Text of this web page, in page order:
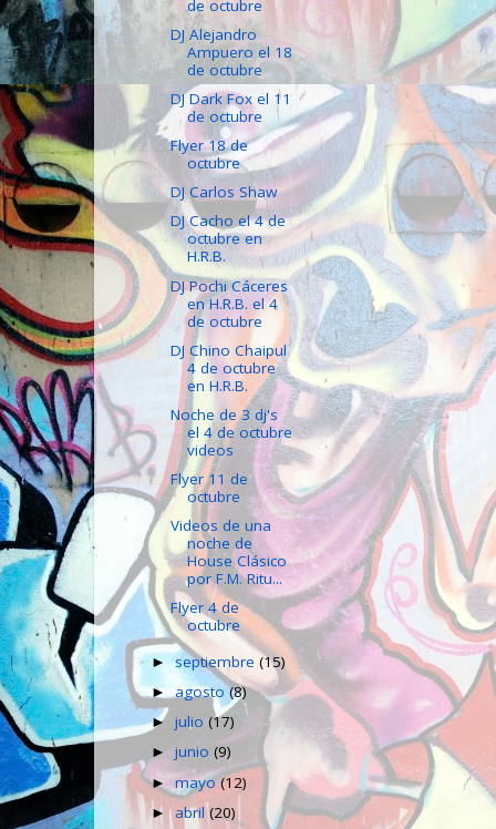
de octubre
DJ Alejandro
Ampuero el 18
de octubre
DJ Dark Fox el 11
de octubre
Flyer 18 de
octubre
DJ Carlos Shaw
DJ Cacho el 4 de
octubre en
H.R.B.
DJ Pochi Cáceres
en H.R.B. el 4
de octubre
DJ Chino Chaipul
4 de octubre
en H.R.B.
Noche de 3 dj's
el 4 de octubre
videos
Flyer 11 de
octubre
Videos de una
noche de
House Clásico
por F.M. Ritu...
Flyer 4 de
octubre
►septiembre(15)
►agosto(8)
►julio(17)
►junio(9)
►mayo(12)
► abril(20)